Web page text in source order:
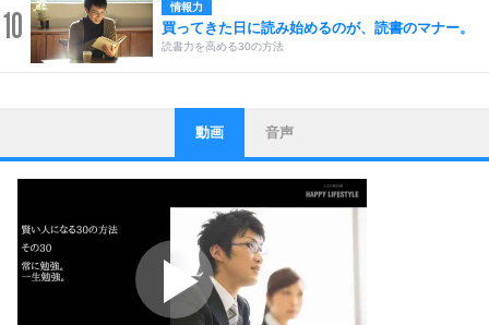
10 情報力
買ってきた日に読み始めるのが、読書のマナー。
読書力を高める30の方法
1
ストレス対策
他人と比べない。
いっそのこと、他人を見ない。
いらいらしない人になる30の方法
プラス思考
ポジティブになれない原因は、行動しないから。
ポジティブ思考になる30の方法
動画 音声